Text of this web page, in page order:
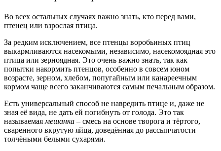
Во всех остальных случаях важно знать, кто перед вами,
птенец или взрослая птица.
За редким исключением, все птенцы воробьиных птиц
выкармливаются насекомыми, независимо, насекомоядная это
птица или зерноядная. Это очень важно знать, так как
попытки накормить птенцов, особенно в совсем юном
возрасте, зерном, хлебом, попугайным или канареечным
кормом чаще всего заканчиваются самым печальным образом.
Есть универсальный способ не навредить птице и, даже не
зная её вида, не дать ей погибнуть от голода. Это так
называемая мешанка – смесь на основе творога и тёртого,
сваренного вкрутую яйца, доведённая до рассыпчатости
толчёными белыми сухарями.